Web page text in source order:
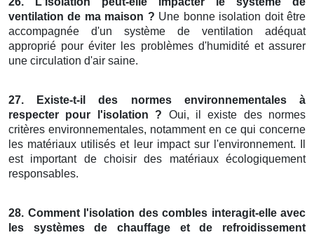
ventilation de ma maison ? Une bonne isolation doit être
accompagnée d'un système de ventilation adéquat
approprié pour éviter les problèmes d'humidité et assurer
une circulation d'air saine.
27. Existe-t-il des normes environnementales à
respecter pour l'isolation ? Oui, il existe des normes
critères environnementales, notamment en ce qui concerne
les matériaux utilisés et leur impact sur l'environnement. Il
est important de choisir des matériaux écologiquement
responsables.
28. Comment l'isolation des combles interagit-elle avec
les systèmes de chauffage et de refroidissement